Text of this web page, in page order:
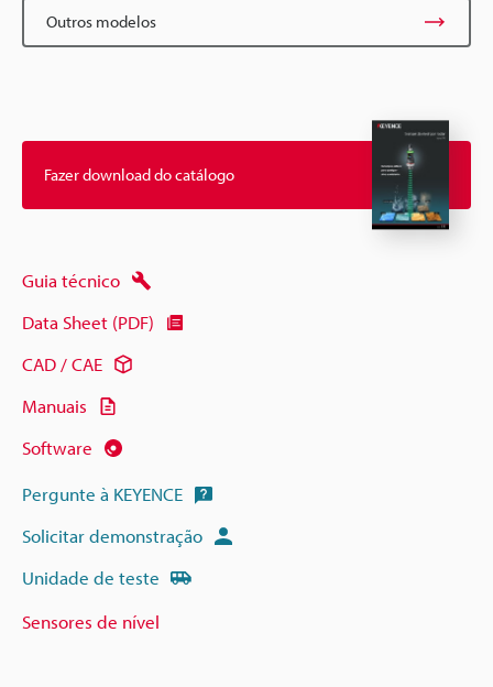
Outros modelos
Fazer download do catálogo
Guia técnico
Data Sheet (PDF)
CAD / CAE
Manuais
Software
Pergunte à KEYENCE
Solicitar demonstração
Unidade de teste
Sensores de nível